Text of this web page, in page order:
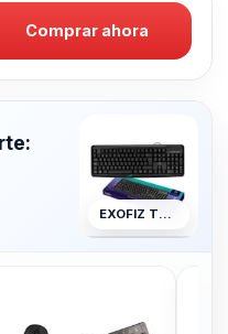
Comprar ahora
EXOFIZ TECLADO